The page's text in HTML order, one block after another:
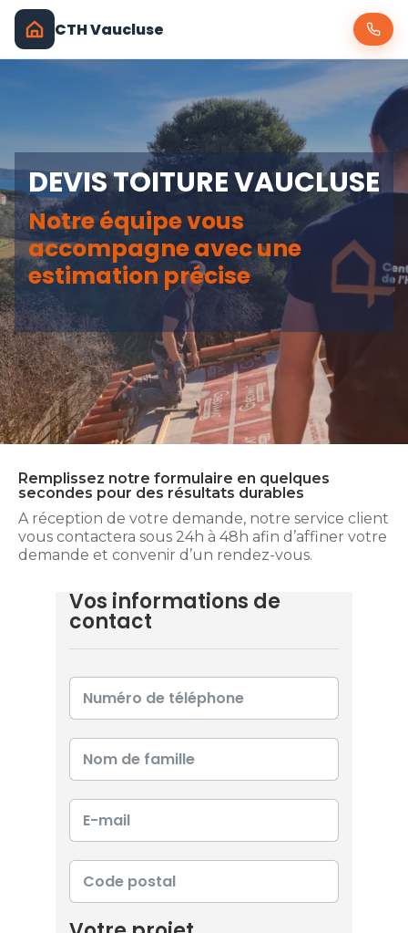
CTH Vaucluse
DEVIS TOITURE VAUCLUSE
Notre équipe vous
accompagne avec une
estimation précise
Remplissez notre formulaire en quelques
secondes pour des résultats durables
A réception de votre demande, notre service client
vous contactera sous 24h à 48h afin d’affiner votre
demande et convenir d’un rendez-vous.
Vos informations de
contact